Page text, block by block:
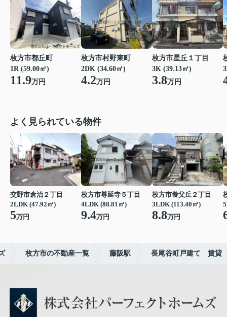
枚方市都丘町
1R (59.00㎡)
11.9万円
枚方市村野東町
2DK (34.60㎡)
4.2万円
枚方市星丘１丁目
3K (39.13㎡)
3.8万円
よく見られている物件
交野市倉治２丁目
2LDK (47.92㎡)
5万円
枚方市尊延寺５丁目
4LDK (88.81㎡)
9.4万円
枚方市養父丘２丁目
3LDK (113.40㎡)
8.8万円
枚方市の不動産一覧 藤阪駅 長尾谷町戸建て 賃貸